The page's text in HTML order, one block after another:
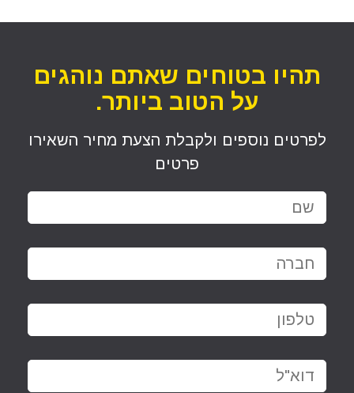
תהיו בטוחים שאתם נוהגים
על הטוב ביותר.
לפרטים נוספים ולקבלת הצעת מחיר השאירו
פרטים